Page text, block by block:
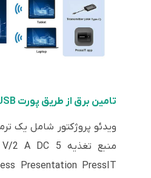
تامین برق از طریق پورت USB